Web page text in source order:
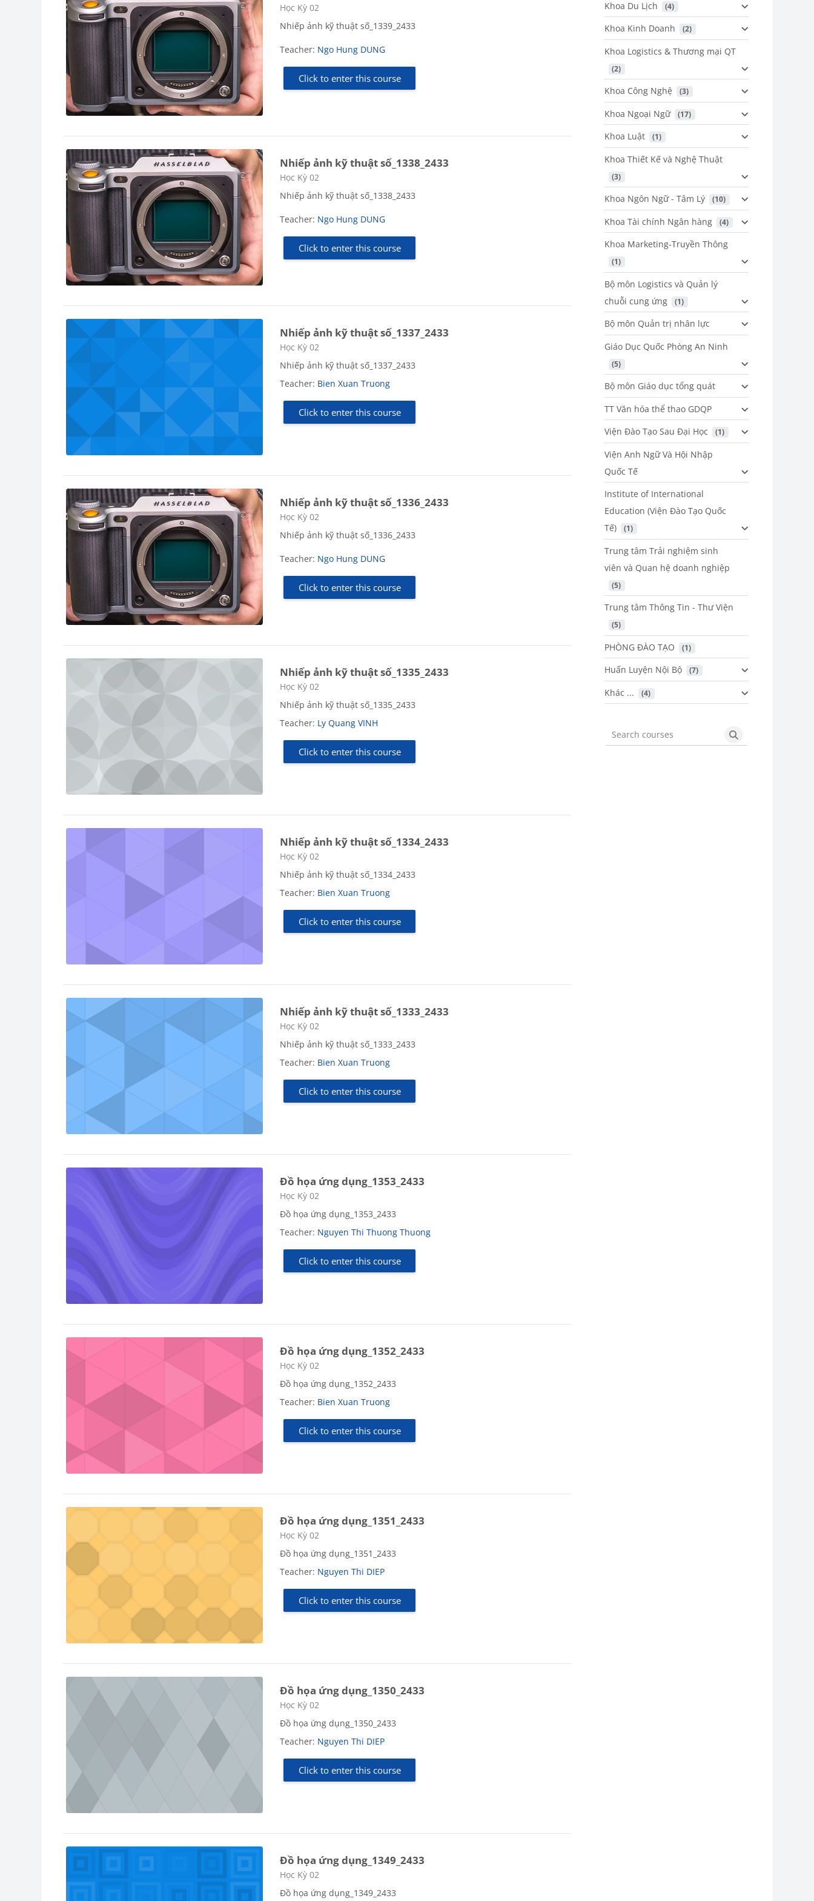
Course category
Học Kỳ 02
Nhiếp ảnh kỹ thuật số_1339_2433
Teacher: Ngo Hung DUNG
Click to enter this course
Nhiếp ảnh kỹ thuật số_1338_2433
Course category
Học Kỳ 02
Nhiếp ảnh kỹ thuật số_1338_2433
Teacher: Ngo Hung DUNG
Click to enter this course
Nhiếp ảnh kỹ thuật số_1337_2433
Course category
Học Kỳ 02
Nhiếp ảnh kỹ thuật số_1337_2433
Teacher: Bien Xuan Truong
Click to enter this course
Nhiếp ảnh kỹ thuật số_1336_2433
Course category
Học Kỳ 02
Nhiếp ảnh kỹ thuật số_1336_2433
Teacher: Ngo Hung DUNG
Click to enter this course
Nhiếp ảnh kỹ thuật số_1335_2433
Course category
Học Kỳ 02
Nhiếp ảnh kỹ thuật số_1335_2433
Teacher: Ly Quang VINH
Click to enter this course
Nhiếp ảnh kỹ thuật số_1334_2433
Course category
Học Kỳ 02
Nhiếp ảnh kỹ thuật số_1334_2433
Teacher: Bien Xuan Truong
Click to enter this course
Nhiếp ảnh kỹ thuật số_1333_2433
Course category
Học Kỳ 02
Nhiếp ảnh kỹ thuật số_1333_2433
Teacher: Bien Xuan Truong
Click to enter this course
Đồ họa ứng dụng_1353_2433
Course category
Học Kỳ 02
Đồ họa ứng dụng_1353_2433
Teacher: Nguyen Thi Thuong Thuong
Click to enter this course
Đồ họa ứng dụng_1352_2433
Course category
Học Kỳ 02
Đồ họa ứng dụng_1352_2433
Teacher: Bien Xuan Truong
Click to enter this course
Đồ họa ứng dụng_1351_2433
Course category
Học Kỳ 02
Đồ họa ứng dụng_1351_2433
Teacher: Nguyen Thi DIEP
Click to enter this course
Đồ họa ứng dụng_1350_2433
Course category
Học Kỳ 02
Đồ họa ứng dụng_1350_2433
Teacher: Nguyen Thi DIEP
Click to enter this course
Đồ họa ứng dụng_1349_2433
Course category
Học Kỳ 02
Đồ họa ứng dụng_1349_2433
Khoa Du Lịch (4)
Khoa Kinh Doanh (2)
Khoa Logistics & Thương mại QT
(2)
Khoa Công Nghệ (3)
Khoa Ngoại Ngữ (17)
Khoa Luật (1)
Khoa Thiết Kế và Nghệ Thuật
(3)
Khoa Ngôn Ngữ - Tâm Lý (10)
Khoa Tài chính Ngân hàng (4)
Khoa Marketing-Truyền Thông
(1)
Bộ môn Logistics và Quản lý
chuỗi cung ứng
(1)
Bộ môn Quản trị nhân lực
Giáo Dục Quốc Phòng An Ninh
(5)
Bộ môn Giáo dục tổng quát
TT Văn hóa thể thao GDQP
Viện Đào Tạo Sau Đại Học
(1)
Viện Anh Ngữ Và Hội Nhập
Quốc Tế
Institute of International
Education (Viện Đào Tạo Quốc
Tế)
(1)
Trung tâm Trải nghiệm sinh
viên và Quan hệ doanh nghiệp
(5)
Trung tâm Thông Tin - Thư Viện
(5)
PHÒNG ĐÀO TẠO (1)
Huấn Luyện Nội Bộ (7)
Khác ... (4)
Search courses Search courses